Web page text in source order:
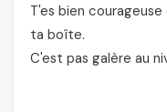
T'es bien
ta boîte.
C'est pas galère au